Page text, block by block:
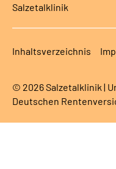
Salzetalklinik
Inhaltsverzeichnis
© 2026 Salzetalklinik |
Deutschen